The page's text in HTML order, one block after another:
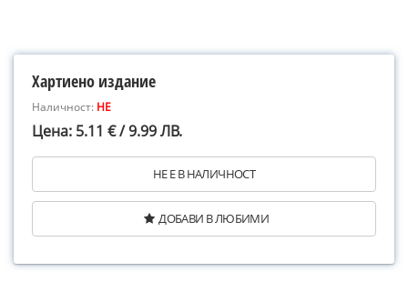
Хартиено издание
Наличност: НЕ
Цена: 5.11 € / 9.99 ЛВ.
НЕ Е В НАЛИЧНОСТ
ДОБАВИ В ЛЮБИМИ